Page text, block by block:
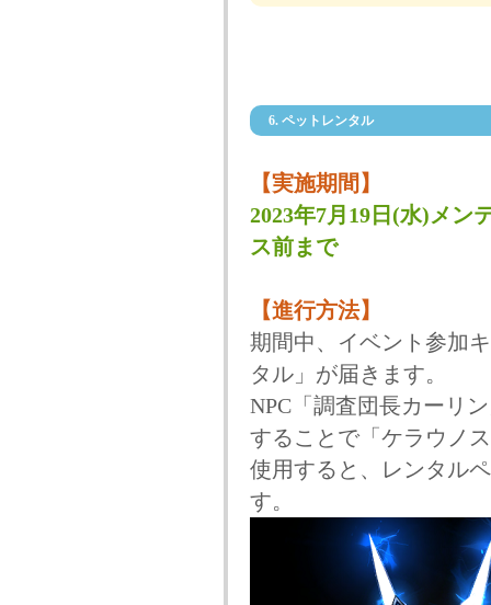
6. ペットレンタル
【実施期間】
2023年7月19日(水)メン
ス前まで
【進行方法】
期間中、イベント参加
タル」が届きます。
NPC「調査団長カーリ
することで「ケラウノ
使用すると、レンタル
す。